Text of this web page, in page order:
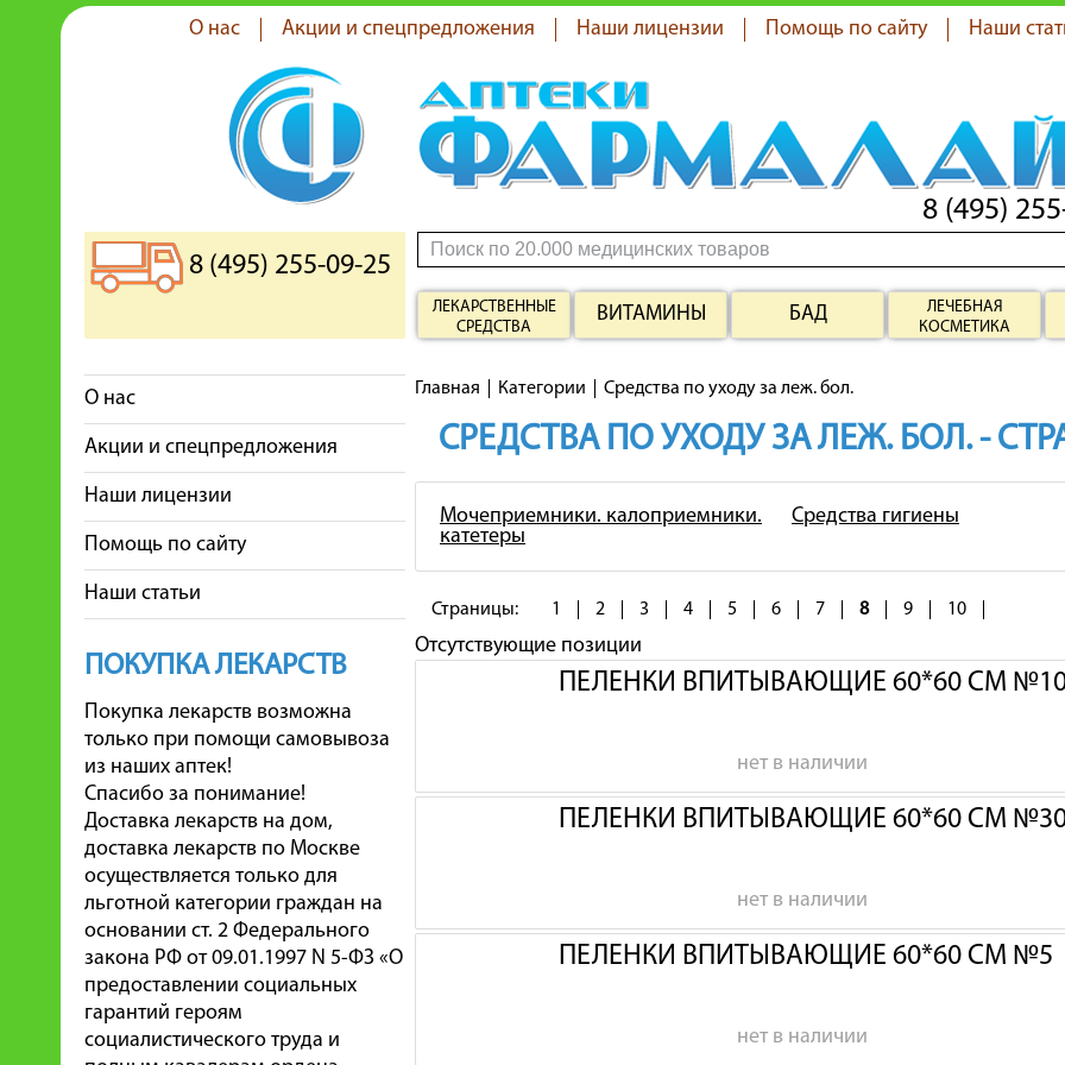
О нас Акции и спецпредложения Наши лицензии Помощь по сайту Наши
8 (495)
8 (495) 255-09-25
ЛЕКАРСТВЕННЫЕ
СРЕДСТВА
ВИТАМИНЫ БАД
ЛЕЧЕБНАЯ
КОСМЕТИКА
О нас
Акции и спецпредложения
Наши лицензии
Помощь по сайту
Наши статьи
ПОКУПКА ЛЕКАРСТВ
Покупка лекарств возможна
только при помощи самовывоза
из наших аптек!
Спасибо за понимание!
Доставка лекарств на дом,
доставка лекарств по Москве
осуществляется только для
льготной категории граждан на
основании ст. 2 Федерального
закона РФ от 09.01.1997 N 5-ФЗ «О
предоставлении социальных
гарантий героям
социалистического труда и
Главная Категории Средства по уходу за леж. бол.
СРЕДСТВА ПО УХОДУ ЗА ЛЕЖ. БОЛ. -
Мочеприемники. калоприемники.
катетеры
Средства гигиены
Страницы: 1 2 3 4 5 6 7 8 9 10
Отсутствующие позиции
ПЕЛЕНКИ ВПИТЫВАЮЩИЕ 60*60 СМ
нет в наличии
ПЕЛЕНКИ ВПИТЫВАЮЩИЕ 60*60 СМ
нет в наличии
ПЕЛЕНКИ ВПИТЫВАЮЩИЕ 60*60 СМ №5
нет в наличии